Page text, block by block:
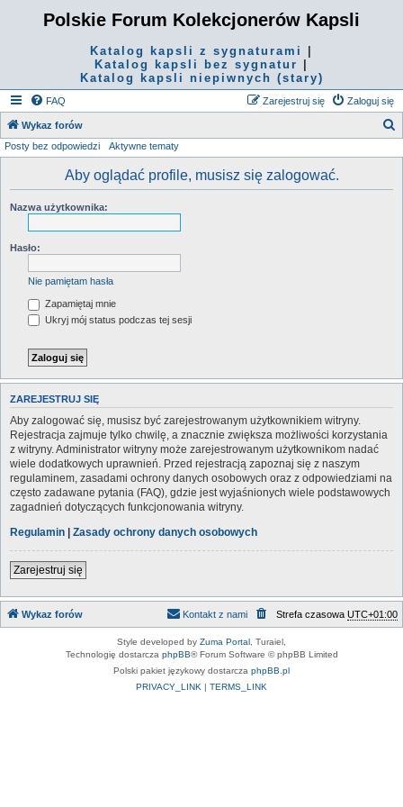
Polskie Forum Kolekcjonerów Kapsli
Katalog kapsli z sygnaturami
Katalog kapsli bez sygnatur
Katalog kapsli niepiwnych (stary)
FAQ Zaloguj się
Zarejestruj się
Wykaz forów
Posty bez odpowiedzi Aktywne tematy
Aby oglądać profile, musisz się zalogować.
Nazwa użytkownika:
Hasło:
Nie pamiętam hasła
Zapamiętaj mnie
Ukryj mój status podczas tej sesji
ZAREJESTRUJ SIĘ
Aby zalogować się, musisz być zarejestrowanym użytkownikiem witryny.
Rejestracja zajmuje tylko chwilę, a znacznie zwiększa możliwości korzystania
z witryny. Administrator witryny może zarejestrowanym użytkownikom nadać
wiele dodatkowych uprawnień. Przed rejestracją zapoznaj się z naszym
regulaminem, zasadami ochrony danych osobowych oraz z odpowiedziami na
często zadawane pytania (FAQ), gdzie jest wyjaśnionych wiele podstawowych
zagadnień dotyczących funkcjonowania witryny.
Regulamin | Zasady ochrony danych osobowych
Zarejestruj się
Wykaz forów Strefa czasowa UTC+01:00
Kontakt z nami
Style developed by Zuma Portal , Turaiel,
Technologię dostarcza phpBB® Forum Software © phpBB Limited
Polski pakiet językowy dostarcza phpBB.pl
PRIVACY_LINK | TERMS_LINK